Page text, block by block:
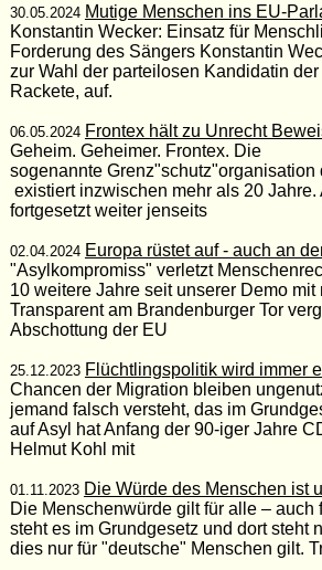
30.05.2024 Mutige Menschen ins EU-
Konstantin Wecker: Einsatz für
Forderung des Sängers Konstantin
zur Wahl der parteilosen Kandidatin
Rackete, auf.
06.05.2024 Frontex hält zu Unrecht
Geheim. Geheimer. Frontex. Die
sogenannte Grenz"schutz"organisation
existiert inzwischen mehr als 20
fortgesetzt weiter jenseits
02.04.2024 Europa rüstet auf - auch an
"Asylkompromiss" verletzt
10 weitere Jahre seit unserer Demo mit
Transparent am Brandenburger Tor
Abschottung der EU
25.12.2023 Flüchtlingspolitik wird immer
Chancen der Migration bleiben
jemand falsch versteht, das im
auf Asyl hat Anfang der 90-iger Jahre
Helmut Kohl mit
01.11.2023 Die Würde des Menschen ist
Die Menschenwürde gilt für alle – auch
steht es im Grundgesetz und dort steht
dies nur für "deutsche" Menschen gilt.